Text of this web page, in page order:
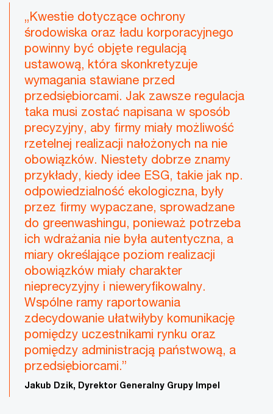
„Kwestie dotyczące ochrony
środowiska oraz ładu korporacyjnego
powinny być objęte regulacją
ustawową, która skonkretyzuje
wymagania stawiane przed
przedsiębiorcami. Jak zawsze regulacja
taka musi zostać napisana w sposób
precyzyjny, aby firmy miały możliwość
rzetelnej realizacji nałożonych na nie
obowiązków. Niestety dobrze znamy
przykłady, kiedy idee ESG, takie jak np.
odpowiedzialność ekologiczna, były
przez firmy wypaczane, sprowadzane
do greenwashingu, ponieważ potrzeba
ich wdrażania nie była autentyczna, a
miary określające poziom realizacji
obowiązków miały charakter
nieprecyzyjny i nieweryfikowalny.
Wspólne ramy raportowania
zdecydowanie ułatwiłyby komunikację
pomiędzy uczestnikami rynku oraz
pomiędzy administracją państwową, a
przedsiębiorcami.”
Jakub Dzik, Dyrektor Generalny Grupy Impel